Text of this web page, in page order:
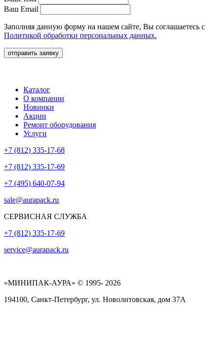
Ваш Email
Заполняя данную форму на нашем сайте, Вы соглашаетесь с
Политикой обработки персональных данных.
отправить заявку
Каталог
О компании
Новинки
Акции
Ремонт оборудования
Услуги
+7 (812) 335-17-68
+7 (812) 335-17-69
+7 (495) 640-07-94
sale@aurapack.ru
СЕРВИСНАЯ СЛУЖБА
+7 (812) 335-17-69
service@aurapack.ru
«МИНИПАК-АУРА» © 1995- 2026
194100, Санкт-Петербург, ул. Новолитовская, дом 37А